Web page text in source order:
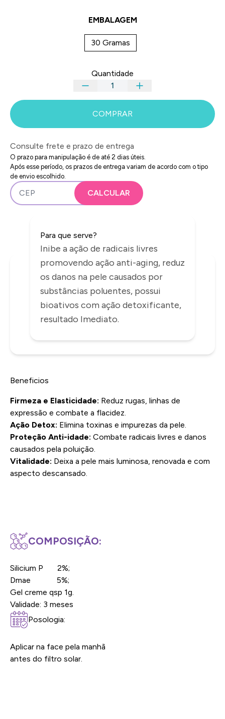
EMBALAGEM
30 Gramas
Quantidade
COMPRAR
Consulte frete e prazo de entrega
O prazo para manipulação é de até 2 dias úteis.
Após esse período, os prazos de entrega variam de acordo com o tipo
de envio escolhido.
INFORMAÇÕES
Para que serve?
Inibe a ação de radicais livres
promovendo ação anti-aging, reduz
os danos na pele causados por
substâncias poluentes, possui
bioativos com ação detoxificante,
resultado Imediato.
Beneficios
Firmeza e Elasticidade: Reduz rugas, linhas de
expressão e combate a flacidez.
Ação Detox: Elimina toxinas e impurezas da pele.
Proteção Anti-idade: Combate radicais livres e danos
causados pela poluição.
Vitalidade: Deixa a pele mais luminosa, renovada e com
aspecto descansado.
COMPOSIÇÃO:
Silicium P 2%;
Dmae 5%;
Gel creme qsp 1g.
Validade: 3 meses
Posologia:
Aplicar na face pela manhã
antes do filtro solar.